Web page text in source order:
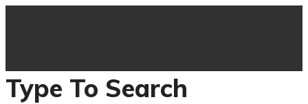
Type To Search